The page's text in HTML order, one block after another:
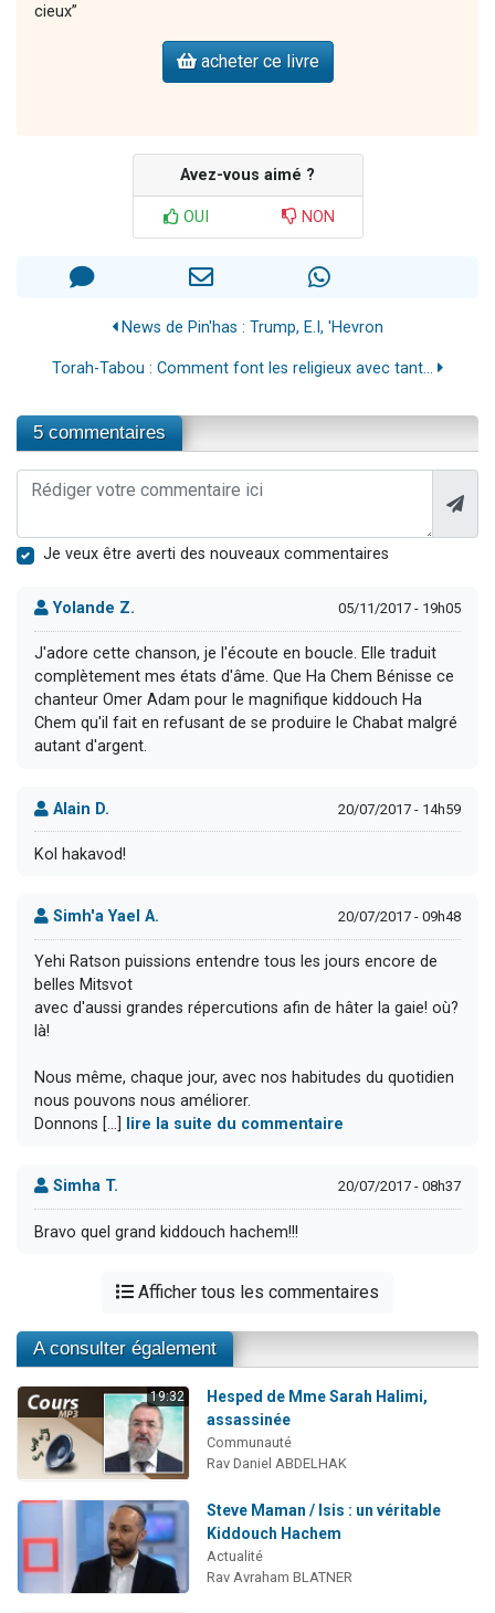
cieux”
acheter ce livre
Avez-vous aimé ?
OUI NON
News de Pin'has : Trump, E.I, 'Hevron
Torah-Tabou : Comment font les religieux avec tant...
5 commentaires
Je veux être averti des nouveaux commentaires
Yolande Z. 05/11/2017 - 19h05
J'adore cette chanson, je l'écoute en boucle. Elle traduit
complètement mes états d'âme. Que Ha Chem Bénisse ce
chanteur Omer Adam pour le magnifique kiddouch Ha
Chem qu'il fait en refusant de se produire le Chabat malgré
autant d'argent.
Alain D. 20/07/2017 - 14h59
Kol hakavod!
Simh'a Yael A. 20/07/2017 - 09h48
Yehi Ratson puissions entendre tous les jours encore de
belles Mitsvot
avec d'aussi grandes répercutions afin de hâter la gaie! où?
là!
Nous même, chaque jour, avec nos habitudes du quotidien
nous pouvons nous améliorer.
Donnons [...]
lire la suite du commentaire
Simha T. 20/07/2017 - 08h37
Bravo quel grand kiddouch hachem!!!
Afficher tous les commentaires
A consulter également
19:32
Hesped de Mme Sarah Halimi,
assassinée
Communauté
Rav Daniel ABDELHAK
Steve Maman / Isis : un véritable
Kiddouch Hachem
Actualité
Rav Avraham BLATNER